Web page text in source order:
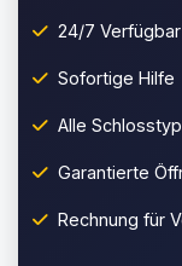
24/7 Verfügbar
Sofortige Hilfe
Alle
Garantierte
Rechnung für